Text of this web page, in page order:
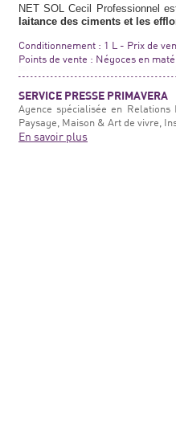
NET SOL Cecil Professionnel
laitance des ciments et les
Conditionnement : 1 L - Prix de
Points de vente : Négoces en
SERVICE PRESSE PRIMAVERA
Agence spécialisée en
Paysage, Maison & Art de vivre,
En savoir plus